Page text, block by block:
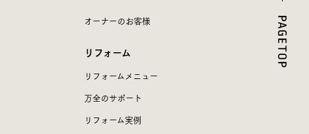
オーナーのお客様
リフォーム
リフォームメニュー
万全のサポート
リフォーム実例